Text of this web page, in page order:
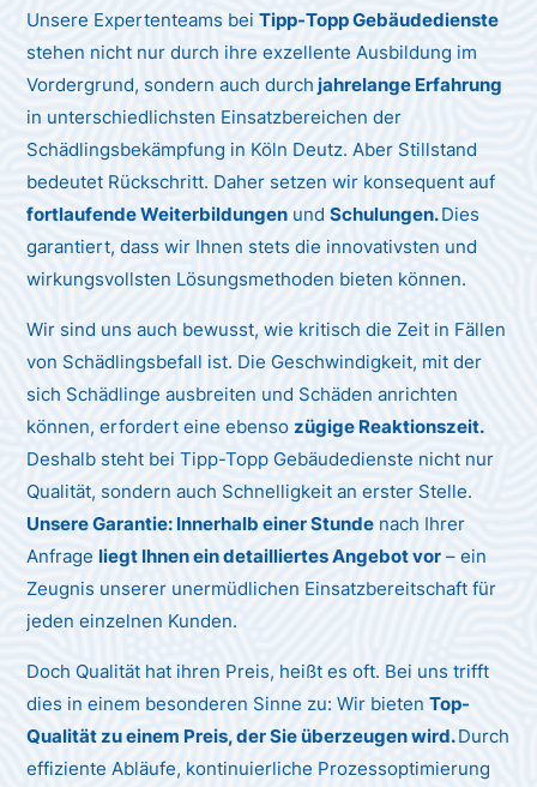
Unsere Expertenteams beiTipp-Topp Gebäudedienste
stehen nicht nur durch ihre exzellente Ausbildung im
Vordergrund, sondern auch durch jahrelange Erfahrung
in unterschiedlichsten Einsatzbereichen der
Schädlingsbekämpfung in Köln Deutz. Aber Stillstand
bedeutet Rückschritt. Daher setzen wir konsequent auf
fortlaufende Weiterbildungen undSchulungen.Dies
garantiert, dass wir Ihnen stets die innovativsten und
wirkungsvollsten Lösungsmethoden bieten können.
Wir sind uns auch bewusst, wie kritisch die Zeit in Fällen
von Schädlingsbefall ist. Die Geschwindigkeit, mit der
sich Schädlinge ausbreiten und Schäden anrichten
können, erfordert eine ebenso zügige Reaktionszeit.
Deshalb steht bei Tipp-Topp Gebäudedienste nicht nur
Qualität, sondern auch Schnelligkeit an erster Stelle.
Unsere Garantie: Innerhalb einer Stunde nach Ihrer
Anfrageliegt Ihnen ein detailliertes Angebot vor – ein
Zeugnis unserer unermüdlichen Einsatzbereitschaft für
jeden einzelnen Kunden.
Doch Qualität hat ihren Preis, heißt es oft. Bei uns trifft
dies in einem besonderen Sinne zu: Wir bietenTop-
Qualität zu einem Preis, der Sie überzeugen wird.Durch
effiziente Abläufe, kontinuierliche Prozessoptimierung